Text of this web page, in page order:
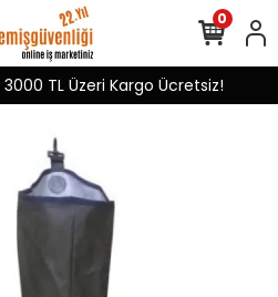
TL Üzeri Kargo Ücretsiz!
0